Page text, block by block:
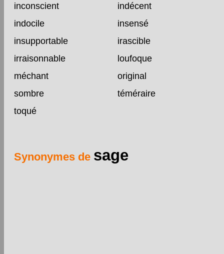
inconscient
indécent
indocile
insensé
insupportable
irascible
irraisonnable
loufoque
méchant
original
sombre
téméraire
toqué
Synonymes de sage